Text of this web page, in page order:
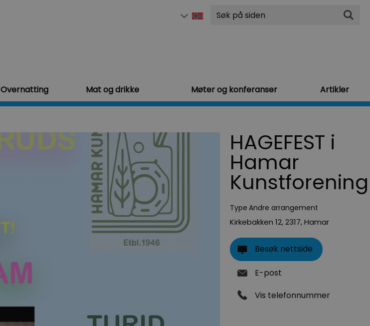
Søk
Overnatting Mat og drikke Møter og konferanser Artikler
HAGEFEST i
Hamar
Kunstforening
Type Andre arrangement
Kirkebakken 12,2317,Hamar
Besøk nettside
E-post
Vis telefonnummer